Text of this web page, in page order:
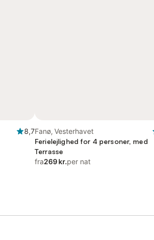
8,7Fanø, Vesterhavet
Ferielejlighed for 4 personer, med
Terrasse
fra269 kr.per nat